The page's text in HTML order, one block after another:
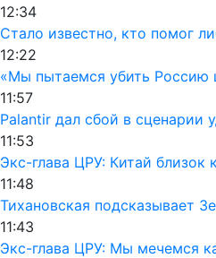
12:34
Стало известно, кто помог
12:22
«Мы пытаемся убить Россию
11:57
Palantir дал сбой в сценарии
11:53
Экс-глава ЦРУ: Китай
11:48
Тихановская подсказывает
11:43
Экс-глава ЦРУ: Мы мечемся